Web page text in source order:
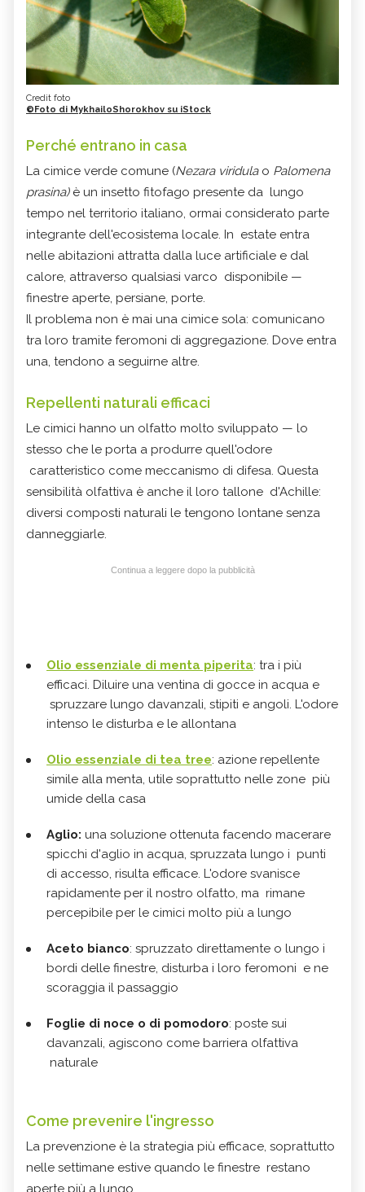
Credit foto
©Foto di MykhailoShorokhov su iStock
Perché entrano in casa
La cimice verde comune (Nezara viridula o Palomena
prasina)è un insetto fitofago presente da lungo
tempo nel territorio italiano, ormai considerato parte
integrante dell'ecosistema locale. In estate entra
nelle abitazioni attratta dalla luce artificiale e dal
calore, attraverso qualsiasi varco disponibile —
finestre aperte, persiane, porte.
Il problema non è mai una cimice sola: comunicano
tra loro tramite feromoni di aggregazione. Dove entra
una, tendono a seguirne altre.
Repellenti naturali efficaci
Le cimici hanno un olfatto molto sviluppato — lo
stesso che le porta a produrre quell'odore
caratteristico come meccanismo di difesa. Questa
sensibilità olfattiva è anche il loro tallone d'Achille:
diversi composti naturali le tengono lontane senza
danneggiarle.
Continua a leggere dopo la pubblicità
Olio essenziale di menta piperita: tra i più
efficaci. Diluire una ventina di gocce in acqua e
spruzzare lungo davanzali, stipiti e angoli. L'odore
intenso le disturba e le allontana
Olio essenziale di tea tree: azione repellente
simile alla menta, utile soprattutto nelle zone più
umide della casa
Aglio: una soluzione ottenuta facendo macerare
spicchi d'aglio in acqua, spruzzata lungo i punti
di accesso, risulta efficace. L'odore svanisce
rapidamente per il nostro olfatto, ma rimane
percepibile per le cimici molto più a lungo
Aceto bianco: spruzzato direttamente o lungo i
bordi delle finestre, disturba i loro feromoni e ne
scoraggia il passaggio
Foglie di noce o di pomodoro: poste sui
davanzali, agiscono come barriera olfattiva
naturale
Come prevenire l'ingresso
La prevenzione è la strategia più efficace, soprattutto
nelle settimane estive quando le finestre restano
aperte più a lungo.